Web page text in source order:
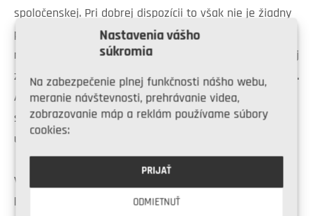
Nastavenia vášho
súkromia
Na zabezpečenie plnej funkčnosti nášho webu,
meranie návštevnosti, prehrávanie videa,
zobrazovanie máp a reklám používame súbory
cookies:
PRIJAŤ
ODMIETNUŤ
spoločenskej. Pri dobrej dispozícii to však nie je žiadny
problém. Riešením môže byť umiestnenie dennej zóny
na jednej strane domu – väčšinou bližšie k ulici a nočnej
zóny na opačnú stranu, do tichšieho prostredia záhrady.
Ak však mienite prepojiť spoločenskú zónu domu práve
so záhradou a zároveň chrániť spálne pred ruchom
ulice, je vhodnejšie vymyslieť iné riešenie.
V tomto prípade si môžete vyhľadať katalógový dom,
ktorý bude najviac vyhovovať nielen vašim potrebám,